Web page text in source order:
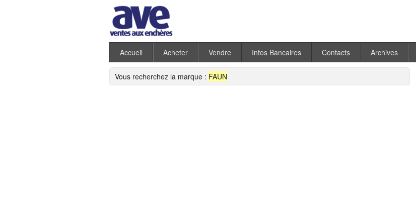
Accueil Acheter Vendre Infos Bancaires Contacts Archives
Vous recherchez la marque : FAUN